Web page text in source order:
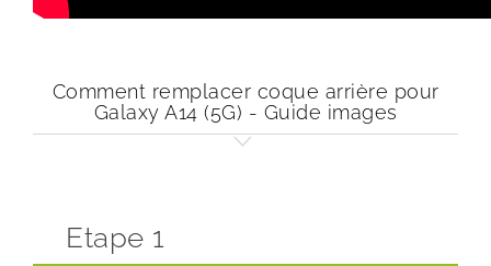
Comment remplacer coque arrière pour
Galaxy A14 (5G) - Guide images
Etape 1